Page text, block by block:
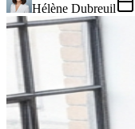
Hélène Dubreuil